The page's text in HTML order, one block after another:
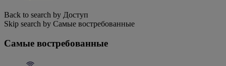
Back to search by Доступ
Skip search by Самые востребованные
Самые востребованные